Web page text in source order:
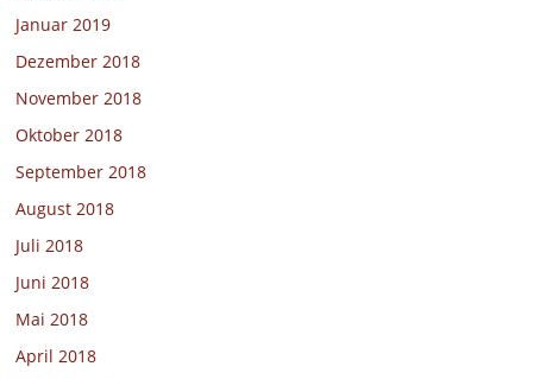
Januar 2019
Dezember 2018
November 2018
Oktober 2018
September 2018
August 2018
Juli 2018
Juni 2018
Mai 2018
April 2018